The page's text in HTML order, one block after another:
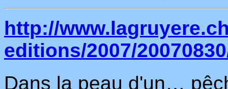
http://
editions/2007/
Dans la peau d'un…